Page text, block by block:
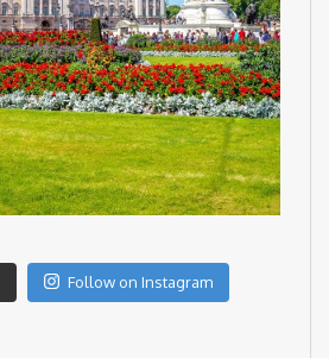
Follow on Instagram